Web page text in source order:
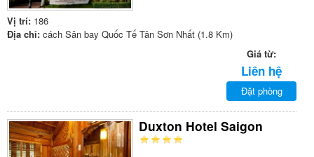
Vị trí: 186
Địa chỉ: cách Sân bay Quốc Tế Tân Sơn Nhất (1.8 Km)
Giá từ:
Liên hệ
Đặt phòng
Duxton Hotel Saigon